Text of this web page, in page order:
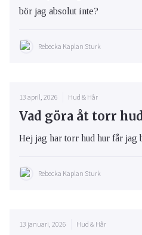
bör jag absolut inte?
Rebecka Kaplan Sturk
13 april, 2026 Hud & Hår
Vad göra åt torr
Hej jag har torr hud hur får jag
Rebecka Kaplan Sturk
13 januari, 2026 Hud & Hår